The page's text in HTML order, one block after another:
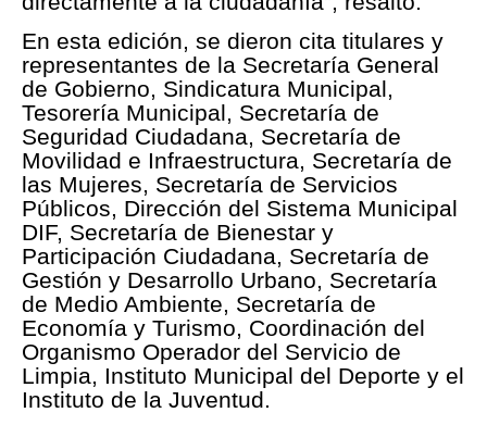
En esta edición, se dieron cita titulares y
representantes de la Secretaría General
de Gobierno, Sindicatura Municipal,
Tesorería Municipal, Secretaría de
Seguridad Ciudadana, Secretaría de
Movilidad e Infraestructura, Secretaría de
las Mujeres, Secretaría de Servicios
Públicos, Dirección del Sistema Municipal
DIF, Secretaría de Bienestar y
Participación Ciudadana, Secretaría de
Gestión y Desarrollo Urbano, Secretaría
de Medio Ambiente, Secretaría de
Economía y Turismo, Coordinación del
Organismo Operador del Servicio de
Limpia, Instituto Municipal del Deporte y el
Instituto de la Juventud.